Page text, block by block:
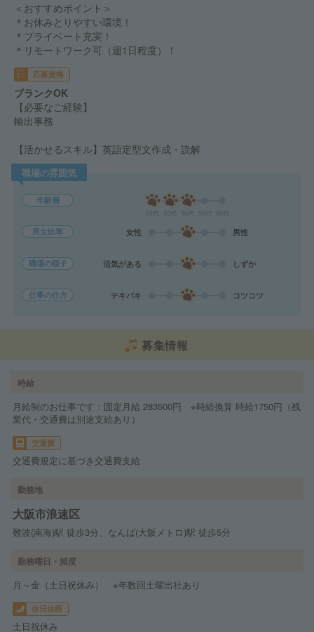
＜おすすめポイント＞
＊お休みとりやすい環境！
＊プライベート充実！
＊リモートワーク可（週1日程度）！
応募資格
ブランクOK
【必要なご経験】
輸出事務
【活かせるスキル】英語定型文作成・読解
職場の雰囲気
年齢層
男女比率 女性 男性
職場の様子 活気がある しずか
仕事の仕方 テキパキ コツコツ
募集情報
時給
月給制のお仕事です：固定月給 283500円 ※時給換算 時給1750円（残
業代・交通費は別途支給あり）
交通費
交通費規定に基づき交通費支給
勤務地
大阪市浪速区
難波(南海)駅 徒歩3分、なんば(大阪メトロ)駅 徒歩5分
勤務曜日・頻度
月～金（土日祝休み） ※年数回土曜出社あり
休日休暇
土日祝休み